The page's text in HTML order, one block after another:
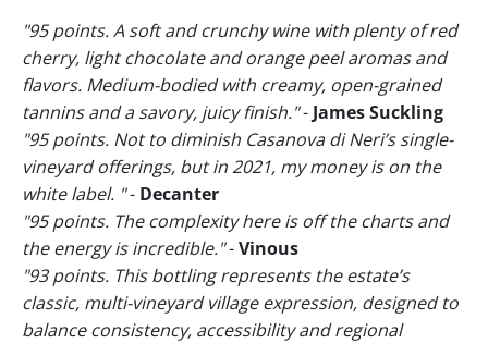
"95 points. A soft and crunchy wine with plenty of red
cherry, light chocolate and orange peel aromas and
flavors. Medium-bodied with creamy, open-grained
tannins and a savory, juicy finish."- James Suckling
"95 points. Not to diminish Casanova di Neri’s single-
vineyard offerings, but in 2021, my money is on the
white label. "- Decanter
"95 points. The complexity here is off the charts and
the energy is incredible."-Vinous
"93 points. This bottling represents the estate’s
classic, multi-vineyard village expression, designed to
balance consistency, accessibility and regional